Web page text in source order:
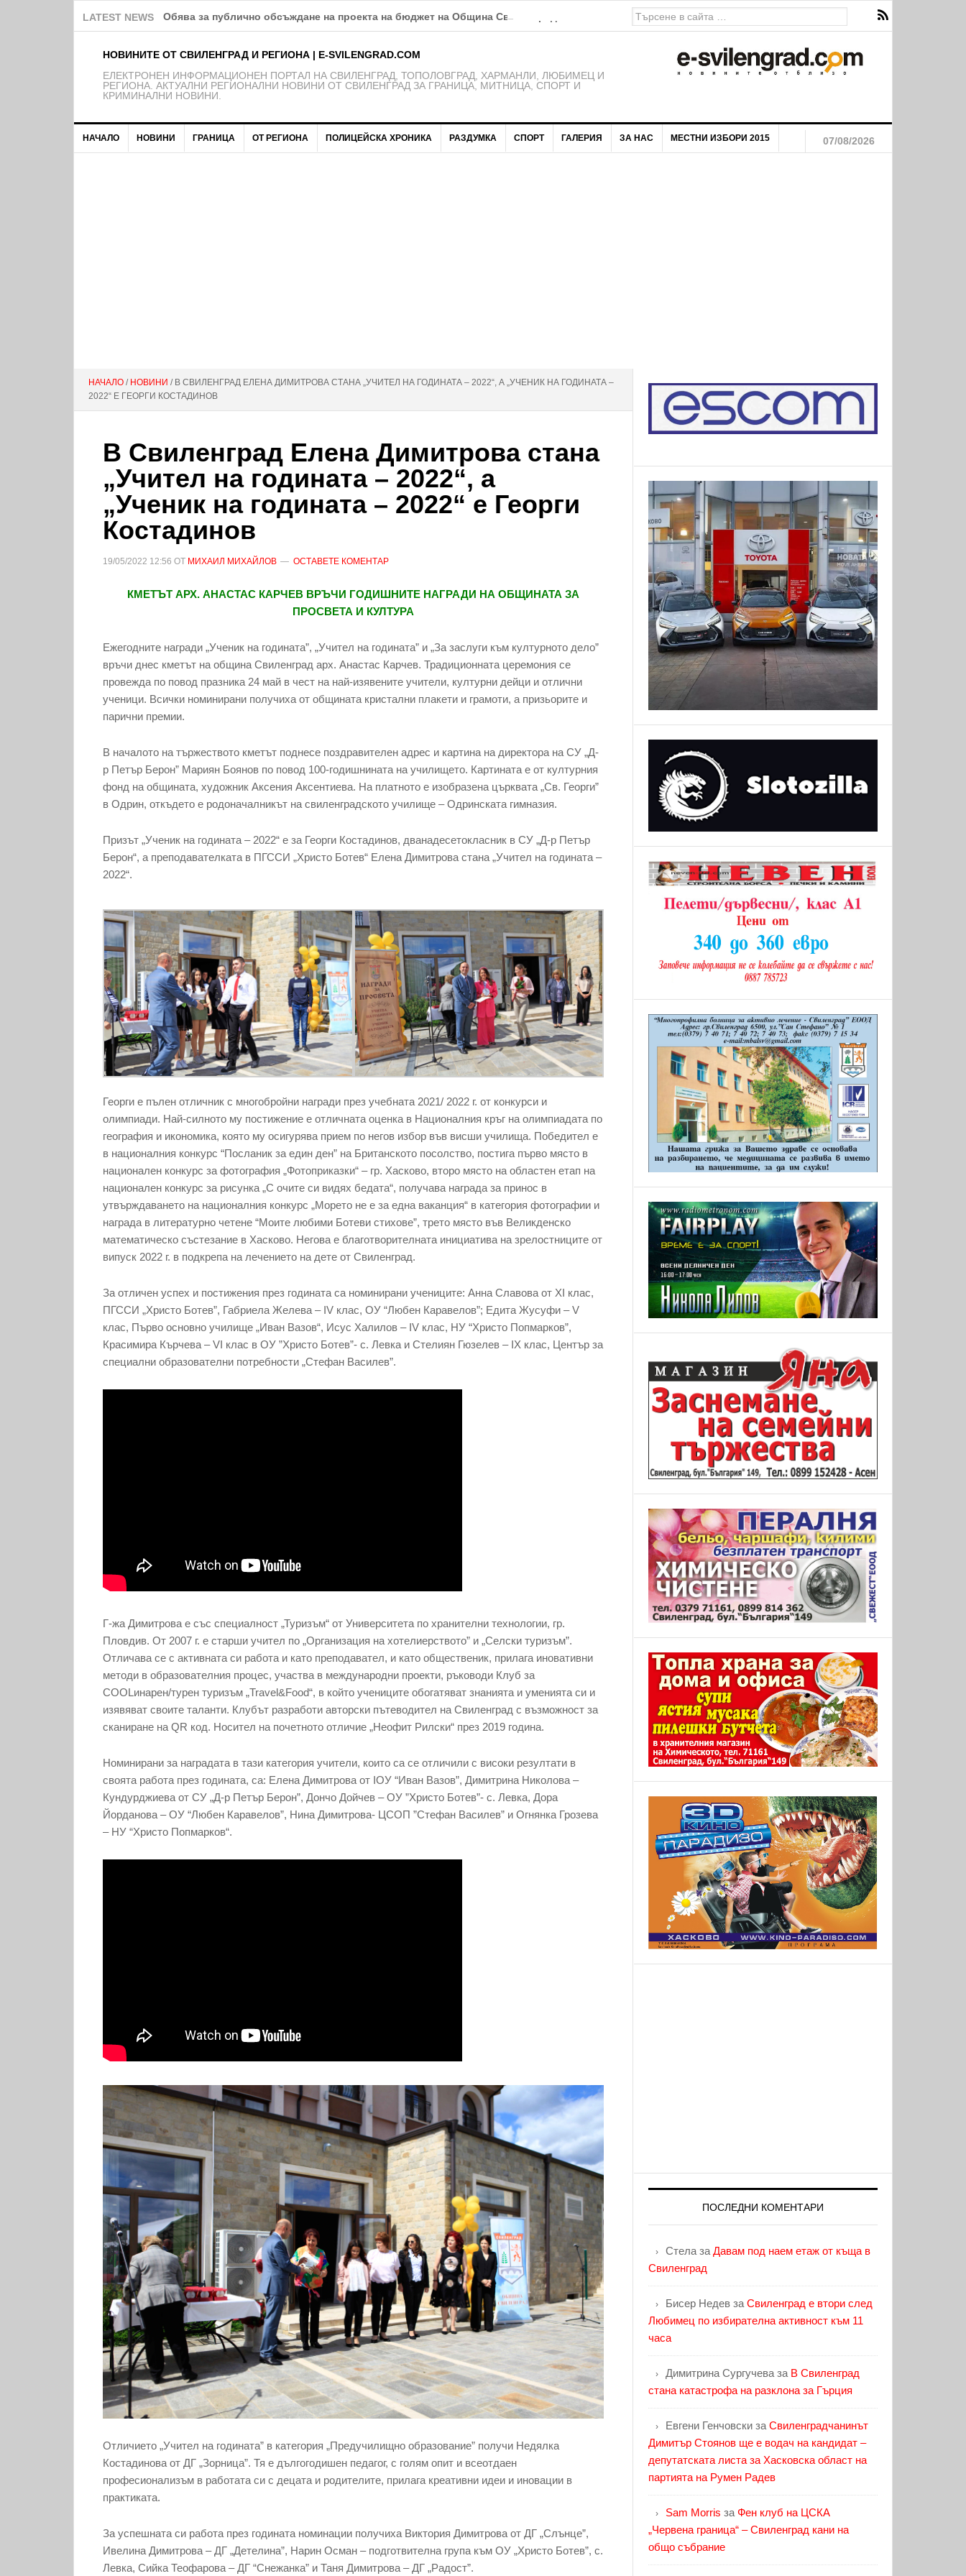
LATEST NEWS Обява за публично обсъждане на проекта на бюджет на Община Свиленград за 2026 година
НОВИНИТЕ ОТ СВИЛЕНГРАД И РЕГИОНА | E-SVILENGRAD.COM
EЛЕКТРОНЕН ИНФОРМАЦИОНЕН ПОРТАЛ НА СВИЛЕНГРАД, ТОПОЛОВГРАД, ХАРМАНЛИ, ЛЮБИМЕЦ И
РЕГИОНА. АКТУАЛНИ РЕГИОНАЛНИ НОВИНИ ОТ СВИЛЕНГРАД ЗА ГРАНИЦА, МИТНИЦА, СПОРТ И
КРИМИНАЛНИ НОВИНИ.
НАЧАЛО НОВИНИ ГРАНИЦА ОТ РЕГИОНА ПОЛИЦЕЙСКА ХРОНИКА РАЗДУМКА СПОРТ ГАЛЕРИЯ ЗА НАС МЕСТНИ ИЗБОРИ 2015 07/08/2026
НАЧАЛО / НОВИНИ / В СВИЛЕНГРАД ЕЛЕНА ДИМИТРОВА СТАНА „УЧИТЕЛ НА ГОДИНАТА – 2022“, А „УЧЕНИК НА ГОДИНАТА –
2022“ Е ГЕОРГИ КОСТАДИНОВ
В Свиленград Елена Димитрова стана
„Учител на годината – 2022“, а
„Ученик на годината – 2022“ е Георги
Костадинов
19/05/2022 12:56 ОТ МИХАИЛ МИХАЙЛОВ ОСТАВЕТЕ КОМЕНТАР
КМЕТЪТ АРХ. АНАСТАС КАРЧЕВ ВРЪЧИ ГОДИШНИТЕ НАГРАДИ НА ОБЩИНАТА ЗА
ПРОСВЕТА И КУЛТУРА
Ежегодните награди „Ученик на годината”, „Учител на годината” и „За заслуги към културното дело”
връчи днес кметът на община Свиленград арх. Анастас Карчев. Традиционната церемония се
провежда по повод празника 24 май в чест на най-изявените учители, културни дейци и отлични
ученици. Всички номинирани получиха от общината кристални плакети и грамоти, а призьорите и
парични премии.
В началото на тържеството кметът поднесе поздравителен адрес и картина на директора на СУ „Д-
р Петър Берон” Мариян Боянов по повод 100-годишнината на училището. Картината е от културния
фонд на общината, художник Аксения Аксентиева. На платното е изобразена църквата „Св. Георги”
в Одрин, откъдето е родоначалникът на свиленградското училище – Одринската гимназия.
Призът „Ученик на годината – 2022“ е за Георги Костадинов, дванадесетокласник в СУ „Д-р Петър
Берон“, а преподавателката в ПГССИ „Христо Ботев“ Елена Димитрова стана „Учител на годината –
2022“.
Георги е пълен отличник с многобройни награди през учебната 2021/ 2022 г. от конкурси и
олимпиади. Най-силното му постижение е отличната оценка в Националния кръг на олимпиадата по
география и икономика, която му осигурява прием по негов избор във висши училища. Победител е
в националния конкурс “Посланик за един ден” на Британското посолство, постига първо място в
национален конкурс за фотография „Фотоприказки“ – гр. Хасково, второ място на областен етап на
национален конкурс за рисунка „С очите си видях бедата“, получава награда за принос в
утвърждаването на националния конкурс „Морето не е за една ваканция“ в категория фотографии и
награда в литературно четене “Моите любими Ботеви стихове”, трето място във Великденско
математическо състезание в Хасково. Негова е благотворителната инициатива на зрелостниците от
випуск 2022 г. в подкрепа на лечението на дете от Свиленград.
За отличен успех и постижения през годината са номинирани учениците: Анна Славова от XI клас,
ПГССИ „Христо Ботев”, Габриела Желева – IV клас, ОУ “Любен Каравелов”; Едита Жусуфи – V
клас, Първо основно училище „Иван Вазов“, Исус Халилов – IV клас, НУ “Христо Попмарков”,
Красимира Кърчева – VI клас в ОУ ”Христо Ботев”- с. Левка и Стелиян Гюзелев – IX клас, Център за
специални образователни потребности „Стефан Василев”.
Г-жа Димитрова е със специалност „Туризъм“ от Университета по хранителни технологии, гр.
Пловдив. От 2007 г. е старши учител по „Организация на хотелиерството” и „Селски туризъм”.
Отличава се с активната си работа и като преподавател, и като общественик, прилага иновативни
методи в образователния процес, участва в международни проекти, ръководи Клуб за
COOLинарен/турен туризъм „Travel&Food“, в който учениците обогатяват знанията и уменията си и
изявяват своите таланти. Клубът разработи авторски пътеводител на Свиленград с възможност за
сканиране на QR код. Носител на почетното отличие „Неофит Рилски“ през 2019 година.
Номинирани за наградата в тази категория учители, които са се отличили с високи резултати в
своята работа през годината, са: Елена Димитрова от ІОУ “Иван Вазов”, Димитрина Николова –
Кундурджиева от СУ „Д-р Петър Берон”, Дончо Дойчев – ОУ ”Христо Ботев”- с. Левка, Дора
Йорданова – ОУ “Любен Каравелов”, Нина Димитрова- ЦСОП ”Стефан Василев” и Огнянка Грозева
– НУ “Христо Попмарков“.
Отличието „Учител на годината” в категория „Предучилищно образование” получи Недялка
Костадинова от ДГ „Зорница”. Тя е дългогодишен педагог, с голям опит и всеотдаен
професионализъм в работата си с децата и родителите, прилага креативни идеи и иновации в
практиката.
За успешната си работа през годината номинации получиха Виктория Димитрова от ДГ „Слънце”,
Ивелина Димитрова – ДГ „Детелина”, Нарин Осман – подготвителна група към ОУ „Христо Ботев”, с.
Левка, Сийка Теофарова – ДГ “Снежанка” и Таня Димитрова – ДГ „Радост”.
ПОСЛЕДНИ КОМЕНТАРИ
Стела за Давам под наем етаж от къща в
Свиленград
Бисер Недев за Свиленград е втори след
Любимец по избирателна активност към 11
часа
Димитрина Сургучева за В Свиленград
стана катастрофа на разклона за Гърция
Евгени Генчовски за Свиленградчанинът
Димитър Стоянов ще е водач на кандидат –
депутатската листа за Хасковска област на
партията на Румен Радев
Sam Morris за Фен клуб на ЦСКА
„Червена граница“ – Свиленград кани на
общо събрание